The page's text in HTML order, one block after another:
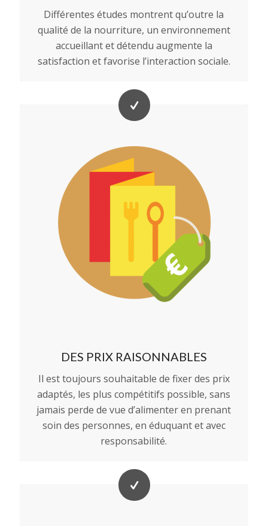
Différentes études montrent qu’outre la
qualité de la nourriture, un environnement
accueillant et détendu augmente la
satisfaction et favorise l’interaction sociale.
DES PRIX RAISONNABLES
Il est toujours souhaitable de fixer des prix
adaptés, les plus compétitifs possible, sans
jamais perde de vue d’alimenter en prenant
soin des personnes, en éduquant et avec
responsabilité.